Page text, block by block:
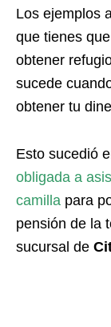
Los ejemplos
que tienes
obtener
sucede
obtener tu
Esto sucedió
obligada a
camilla para
pensión de la
sucursal de